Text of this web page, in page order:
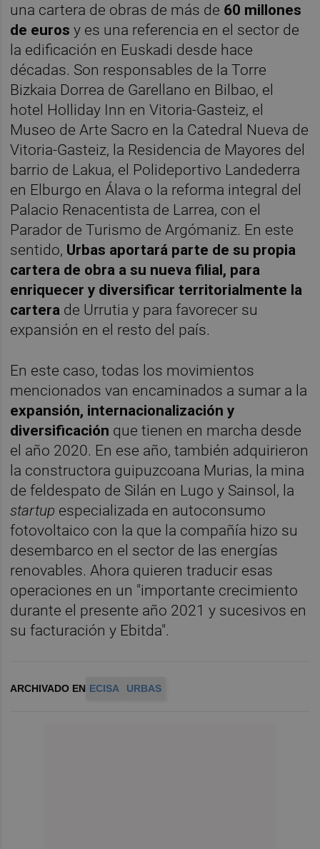
una cartera de obras de más de 60 millones
de eurosy es una referencia en el sector de
la edificación en Euskadi desde hace
décadas. Son responsables de la Torre
Bizkaia Dorrea de Garellano en Bilbao, el
hotel Holliday Inn en Vitoria-Gasteiz, el
Museo de Arte Sacro en la Catedral Nueva de
Vitoria-Gasteiz, la Residencia de Mayores del
barrio de Lakua, el Polideportivo Landederra
en Elburgo en Álava o la reforma integral del
Palacio Renacentista de Larrea, con el
Parador de Turismo de Argómaniz. En este
sentido, Urbas aportará parte de su propia
cartera de obra a su nueva filial, para
enriquecer y diversificar territorialmente la
cartera de Urrutia y para favorecer su
expansión en el resto del país.
En este caso, todas los movimientos
mencionados van encaminados a sumar a la
expansión, internacionalización y
diversificación que tienen en marcha desde
el año 2020. En ese año, también adquirieron
la constructora guipuzcoana Murias, la mina
de feldespato de Silán en Lugo y Sainsol, la
startup especializada en autoconsumo
fotovoltaico con la que la compañía hizo su
desembarco en el sector de las energías
renovables. Ahora quieren traducir esas
operaciones en un "importante crecimiento
durante el presente año 2021 y sucesivos en
su facturación y Ebitda".
ARCHIVADO EN ECISA URBAS